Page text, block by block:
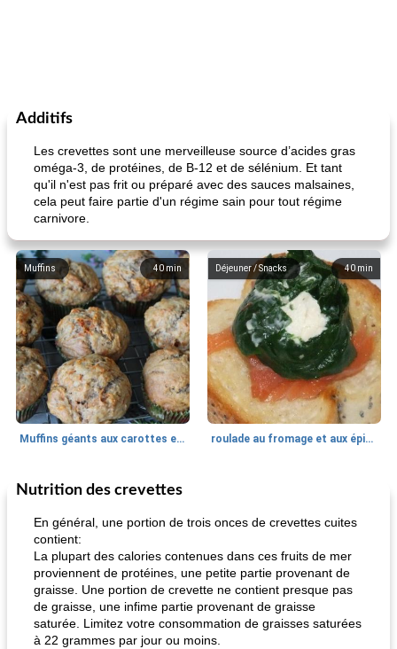
Additifs
Les crevettes sont une merveilleuse source d’acides gras
oméga-3, de protéines, de B-12 et de sélénium. Et tant
qu'il n'est pas frit ou préparé avec des sauces malsaines,
cela peut faire partie d'un régime sain pour tout régime
carnivore.
40 min
Muffins
Muffins géants aux carottes et à la banane de Nif
40 min
Déjeuner / Snacks
roulade au fromage et aux épinards
30min
Marques de confiance: recettes et
Nutrition des crevettes
En général, une portion de trois onces de crevettes cuites
contient:
La plupart des calories contenues dans ces fruits de mer
proviennent de protéines, une petite partie provenant de
graisse. Une portion de crevette ne contient presque pas
de graisse, une infime partie provenant de graisse
saturée. Limitez votre consommation de graisses saturées
à 22 grammes par jour ou moins.